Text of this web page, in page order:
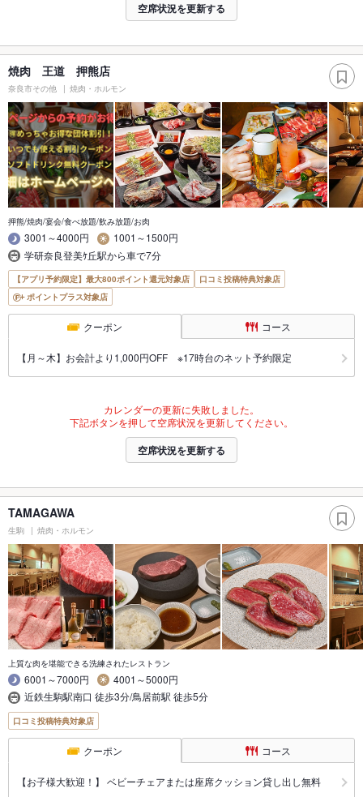
空席状況を更新する
焼肉 王道 押熊店
奈良市その他 焼肉・ホルモン
押熊/焼肉/宴会/食べ放題/飲み放題/お肉
3001～4000円
1001～1500円
学研奈良登美ｹ丘駅から車で7分
【アプリ予約限定】最大800ポイント還元対象店
口コミ投稿特典対象店
ポイントプラス対象店
クーポン コース
【月～木】お会計より1,000円OFF ※17時台のネット予約限定
カレンダーの更新に失敗しました。
下記ボタンを押して空席状況を更新してください。
空席状況を更新する
TAMAGAWA
生駒 焼肉・ホルモン
上質な肉を堪能できる洗練されたレストラン
6001～7000円
4001～5000円
近鉄生駒駅南口 徒歩3分/鳥居前駅 徒歩5分
口コミ投稿特典対象店
クーポン コース
【お子様大歓迎！】 ベビーチェアまたは座席クッション貸し出し無料